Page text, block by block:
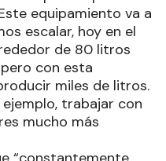
equipamiento va a
escalar, hoy en el
de 80 litros
con esta
miles de litros.
trabajar con
mucho más